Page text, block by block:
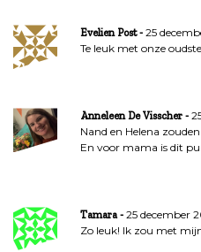
Evelien Post
25
Te leuk met onze
Anneleen De Visscher
Nand en Helena
En voor mama is dit
Tamara
25 december
Zo leuk! Ik zou met